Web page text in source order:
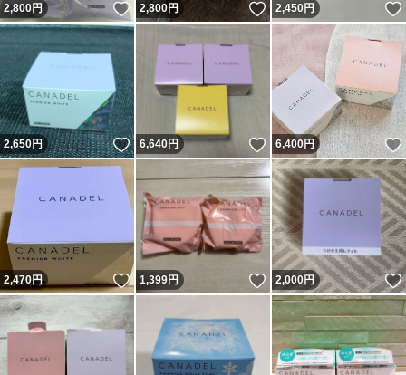
2,800円 いいね！
2,800円 いいね！
2,450円
2,650円 いいね！
6,640円 いいね！
6,400円
2,470円 いいね！
1,399円 いいね！
2,000円